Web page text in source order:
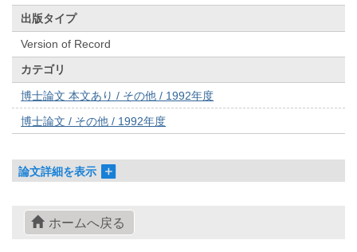
出版タイプ
Version of Record
カテゴリ
博士論文 本文あり / その他 / 1992年度
博士論文 / その他 / 1992年度
論文詳細を表示
ホームへ戻る